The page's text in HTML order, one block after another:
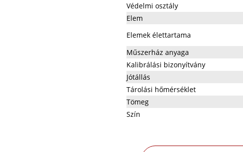
Védelmi osztály
Elem
Elemek élettartama
Műszerház anyaga
Kalibrálási bizonyítvány
Jótállás
Tárolási hőmérséklet
Tömeg
Szín